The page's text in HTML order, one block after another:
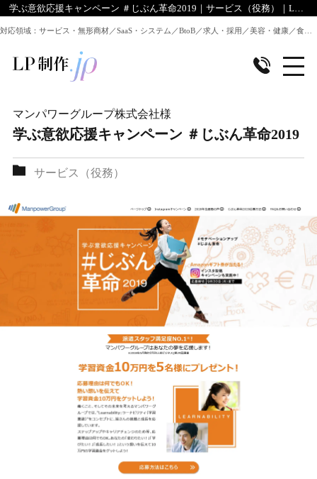
学ぶ意欲応援キャンペーン ＃じぶん革命2019｜サービス（役務）｜LP制作.jpのデザイン実績
マンパワーグループ株式会社様
学ぶ意欲応援キャンペーン ＃じぶん革命2019
サービス（役務）